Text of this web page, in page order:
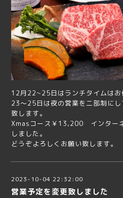
12月22~25日はランチタイムはお
23～25日は夜の営業を二部制に
致します。
Xmasコース￥13,200 インター
しました。
どうぞよろしくお願い致します。
2023-10-04 22:32:00
営業予定を変更致しました